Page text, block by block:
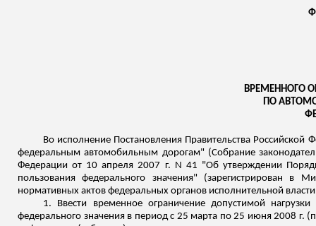
ВРЕМЕННОГО
ПО
Во исполнение Постановления Правительства
федеральным автомобильным дорогам" (Собрание
Федерации от 10 апреля 2007 г. N 41 "Об утверждении
пользования федерального значения" (зарегистрирован в
нормативных актов федеральных органов исполнительной
1. Ввести временное ограничение допустимой
федерального значения в период с 25 марта по 25 июня 2008 г.